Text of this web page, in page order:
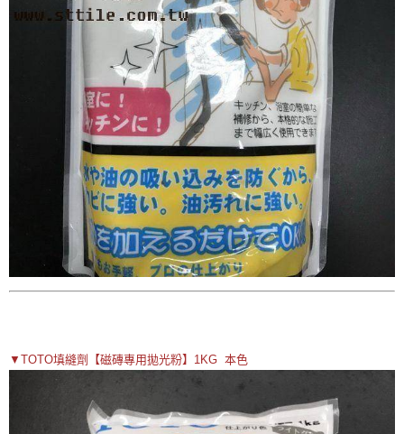
▼TOTO填縫劑【磁磚專用拋光粉】1KG 本色